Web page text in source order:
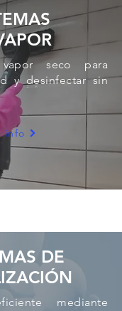
seco para
y desinfectar sin
info
DE
mediante